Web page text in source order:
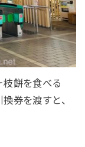
餅を食べる
券を渡すと、